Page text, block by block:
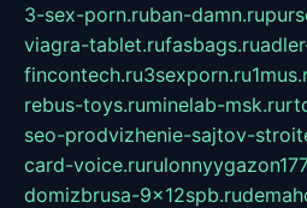
3-sex-porn.ruban-damn.ru
viagra-tablet.rufasbags.ru
fincontech.ru3sexporn.ru
rebus-toys.ruminelab-msk.ru
seo-prodvizhenie-sajtov-
card-voice.ru
domizbrusa-9x12spb.ru